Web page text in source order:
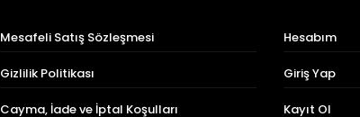
Mesafeli Satış Sözleşmesi
Gizlilik Politikası
Cayma, İade ve İptal Koşulları
Hesabım
Giriş Yap
Kayıt Ol